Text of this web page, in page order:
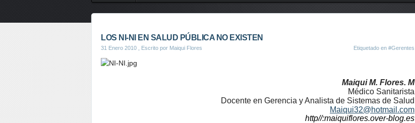
LOS NI-NI EN SALUD PÚBLICA NO EXISTEN
31 Enero 2010 , Escrito por Maiqui Flores Etiquetado en #Gerentes
Maiqui M. Flores. M
Médico Sanitarista
Docente en Gerencia y Analista de Sistemas de Salud
Maiqui32@hotmail.com
http//:maiquiflores.over-blog.es